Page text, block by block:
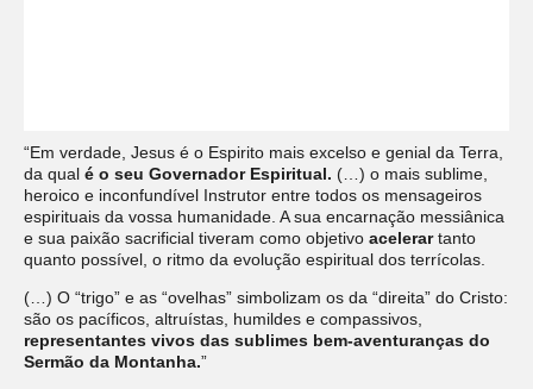
“Em verdade, Jesus é o Espirito mais excelso e genial da Terra,
da qual é o seu Governador Espiritual. (…) o mais sublime,
heroico e inconfundível Instrutor entre todos os mensageiros
espirituais da vossa humanidade. A sua encarnação messiânica
e sua paixão sacrificial tiveram como objetivo acelerartanto
quanto possível, o ritmo da evolução espiritual dos terrícolas.
(…) O “trigo” e as “ovelhas” simbolizam os da “direita” do Cristo:
são os pacíficos, altruístas, humildes e compassivos,
representantes vivos das sublimes bem-aventuranças do
Sermão da Montanha.”